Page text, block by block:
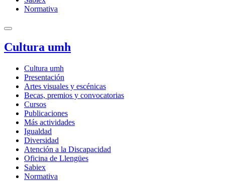
Normativa
Cultura umh
Cultura umh
Presentación
Artes visuales y escénicas
Becas, premios y convocatorias
Cursos
Publicaciones
Más actividades
Igualdad
Diversidad
Atención a la Discapacidad
Oficina de Llengües
Sabiex
Normativa